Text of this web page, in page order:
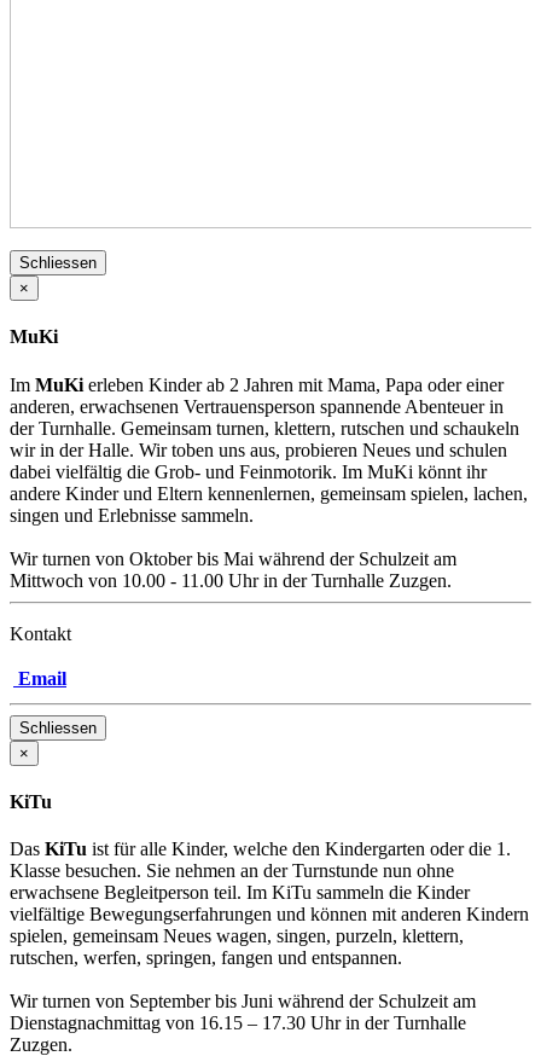
Schliessen
×
MuKi
Im MuKi erleben Kinder ab 2 Jahren mit Mama, Papa oder einer
anderen, erwachsenen Vertrauensperson spannende Abenteuer in
der Turnhalle. Gemeinsam turnen, klettern, rutschen und schaukeln
wir in der Halle. Wir toben uns aus, probieren Neues und schulen
dabei vielfältig die Grob- und Feinmotorik. Im MuKi könnt ihr
andere Kinder und Eltern kennenlernen, gemeinsam spielen, lachen,
singen und Erlebnisse sammeln.
Wir turnen von Oktober bis Mai während der Schulzeit am
Mittwoch von 10.00 - 11.00 Uhr in der Turnhalle Zuzgen.
Kontakt
Email
Schliessen
×
KiTu
Das KiTu ist für alle Kinder, welche den Kindergarten oder die 1.
Klasse besuchen. Sie nehmen an der Turnstunde nun ohne
erwachsene Begleitperson teil. Im KiTu sammeln die Kinder
vielfältige Bewegungserfahrungen und können mit anderen Kindern
spielen, gemeinsam Neues wagen, singen, purzeln, klettern,
rutschen, werfen, springen, fangen und entspannen.
Wir turnen von September bis Juni während der Schulzeit am
Dienstagnachmittag von 16.15 – 17.30 Uhr in der Turnhalle
Zuzgen.